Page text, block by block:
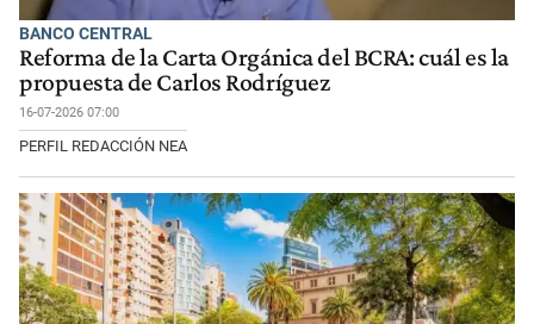
BANCO CENTRAL
Reforma de la Carta Orgánica del BCRA: cuál es la
propuesta de Carlos Rodríguez
16-07-2026 07:00
PERFIL REDACCIÓN NEA